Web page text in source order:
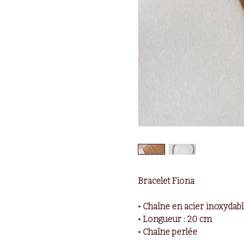
Bracelet Fiona
• Chaîne en acier
• Longueur : 20 cm
• Chaîne perlée